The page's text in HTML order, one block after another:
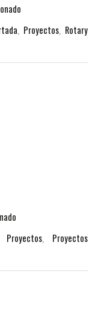
, Proyectos, Rotary
Proyectos, Proyectos